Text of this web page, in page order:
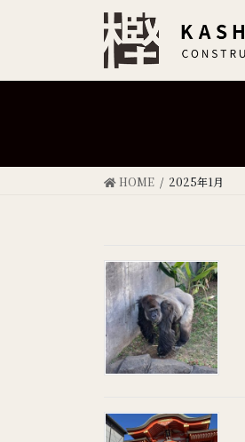
HOME 2025年1月